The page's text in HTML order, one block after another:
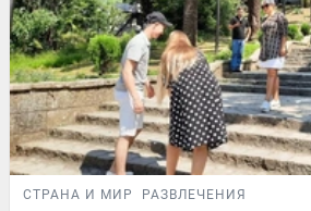
СТРАНА И МИР РАЗВЛЕЧЕНИЯ